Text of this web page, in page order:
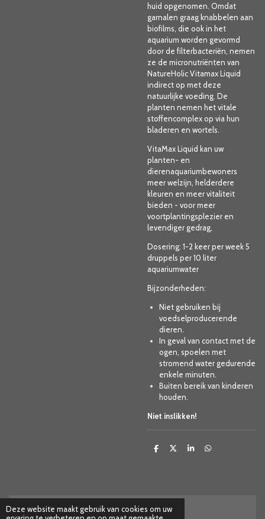
Deze website maakt gebruik van cookies om uw
huid opgenomen. Omdat
garnalen graag knabbelen aan
biofilms, die ook in het
aquarium worden gevormd
door de filterbacteriën, nemen
ze de micronutriënten van
NatureHolic Vitamax Liquid
indirect op met deze
natuurlijke voeding. De
planten nemen het vitale
stoffencomplex op via hun
bladeren en wortels.
VitaMax Liquid kan uw
planten- en
dierenaquariumbewoners
meer welzijn, helderdere
kleuren en meer vitaliteit
bieden - voor meer
voortplantingsplezier en
levendiger gedrag,
Dosering: 1-2 keer per week 5
druppels per 10 liter
aquariumwater
Bijzonderheden:
Niet gebruiken bij
voedselproducerende
dieren.
In geval van contact met de
ogen, spoelen met
stromend water gedurende
enkele minuten.
Buiten bereik van kinderen
houden.
Niet inslikken!
D
D
S
D